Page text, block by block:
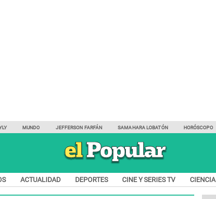
MUNDO JEFFERSON FARFÁN SAMAHARA LOBATÓN HORÓSCOPO
ACTUALIDAD DEPORTES CINE Y SERIES TV CIENCIA